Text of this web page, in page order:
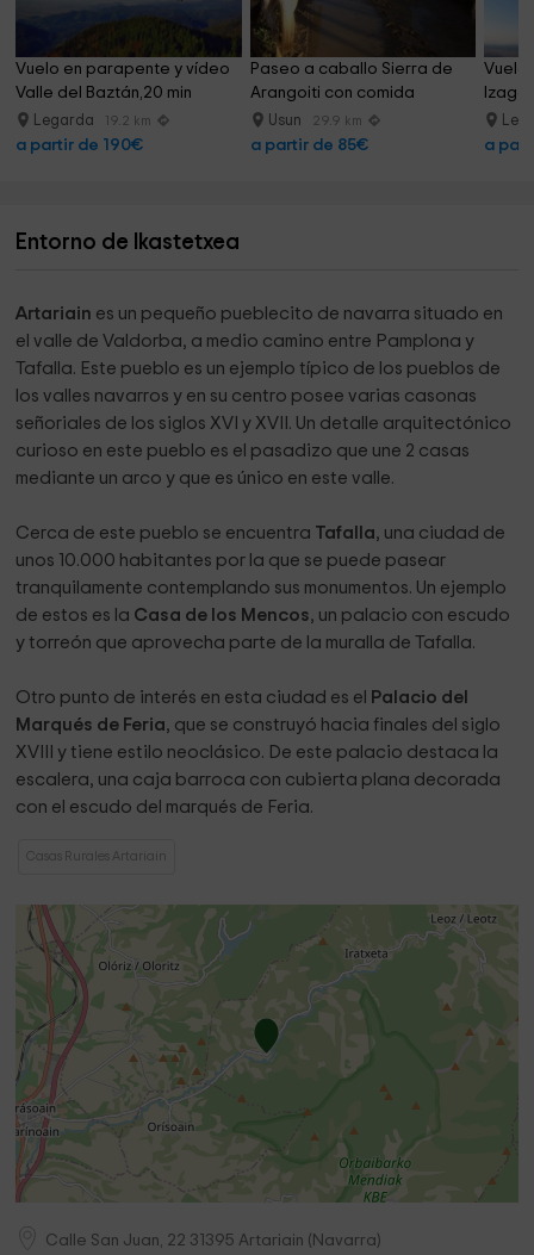
Vuelo en parapente y vídeo
Valle del Baztán,20 min
Legarda 19.2 km
a partir de 190€
Paseo a caballo Sierra de
Arangoiti con comida
Usun 29.9 km
a partir de 85€
Vuelo
a
Entorno de Ikastetxea
Artariain es un pequeño pueblecito de navarra situado en
el valle de Valdorba, a medio camino entre Pamplona y
Tafalla. Este pueblo es un ejemplo típico de los pueblos de
los valles navarros y en su centro posee varias casonas
señoriales de los siglos XVI y XVII. Un detalle arquitectónico
curioso en este pueblo es el pasadizo que une 2 casas
mediante un arco y que es único en este valle.
Cerca de este pueblo se encuentra Tafalla, una ciudad de
unos 10.000 habitantes por la que se puede pasear
tranquilamente contemplando sus monumentos. Un ejemplo
de estos es la Casa de los Mencos, un palacio con escudo
y torreón que aprovecha parte de la muralla de Tafalla.
Otro punto de interés en esta ciudad es el
Palacio del
Marqués de Feria, que se construyó hacia finales del siglo
XVIII y tiene estilo neoclásico. De este palacio destaca la
escalera, una caja barroca con cubierta plana decorada
con el escudo del marqués de Feria.
Casas Rurales Artariain
Calle San Juan, 22 31395 Artariain ( Navarra)